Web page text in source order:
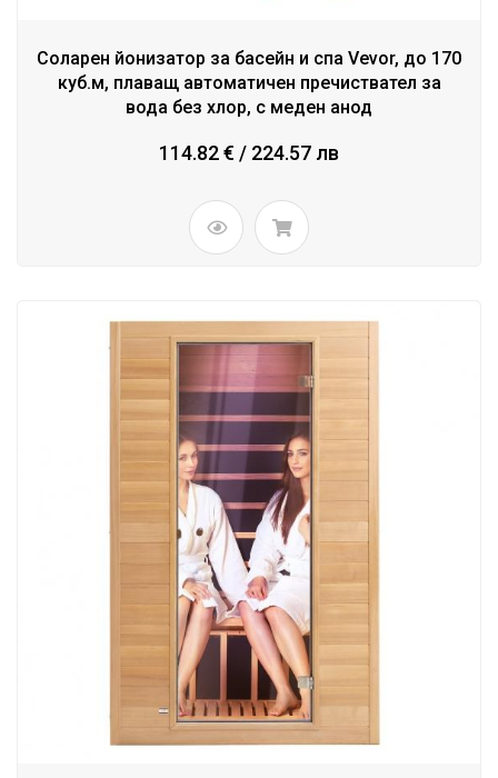
Соларен йонизатор за басейн и спа Vevor, до 170
куб.м, плаващ автоматичен пречиствател за
вода без хлор, с меден анод
114.82 € / 224.57 лв